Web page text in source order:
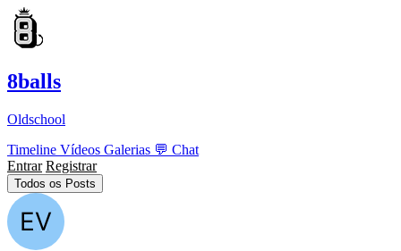
8balls
Oldschool
Timeline Vídeos Galerias 💬 Chat
Entrar Registrar
Todos os Posts